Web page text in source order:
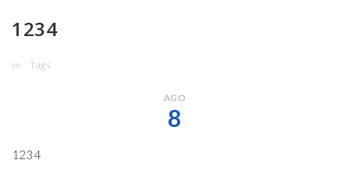
1234
in Tags
AGO
8
1234